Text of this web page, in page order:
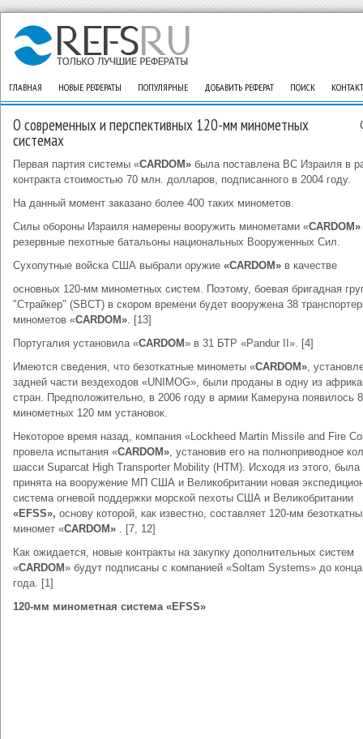
ГЛАВНАЯ НОВЫЕ РЕФЕРАТЫ ПОПУЛЯРНЫЕ ДОБАВИТЬ РЕФЕРАТ ПОИСК
О современных и перспективных 120-мм минометных
системах
Первая партия системы «CARDOM» была поставлена ВС Израиля в
контракта стоимостью 70 млн. долларов, подписанного в 2004 году.
На данный момент заказано более 400 таких минометов.
Силы обороны Израиля намерены вооружить минометами «CARDOM»
резервные пехотные батальоны национальных Вооруженных Сил.
Сухопутные войска США выбрали оружие «CARDOM» в качестве
основных 120-мм минометных систем. Поэтому, боевая бригадная
"Страйкер" (SBCT) в скором времени будет вооружена 38
минометов «CARDOM». [13]
Португалия установила «CARDOM» в 31 БТР «Pandur II». [4]
Имеются сведения, что безоткатные минометы «CARDOM»,
задней части вездеходов «UNIMOG», были проданы в одну из
стран. Предположительно, в 2006 году в армии Камеруна появилось 8
минометных 120 мм установок.
Некоторое время назад, компания «Lockheed Martin Missile and Fire
провела испытания «CARDOM», установив его на полноприводное
шасси Suparcat High Transporter Mobility (HTM). Исходя из этого, была
принята на вооружение МП США и Великобритании новая
система огневой поддержки морской пехоты США и Великобритании
«EFSS», основу которой, как известно, составляет 120-мм
миномет «CARDOM» . [7, 12]
Как ожидается, новые контракты на закупку дополнительных систем
«CARDOM» будут подписаны с компанией «Soltam Systems» до
года. [1]
120-мм минометная система «EFSS»